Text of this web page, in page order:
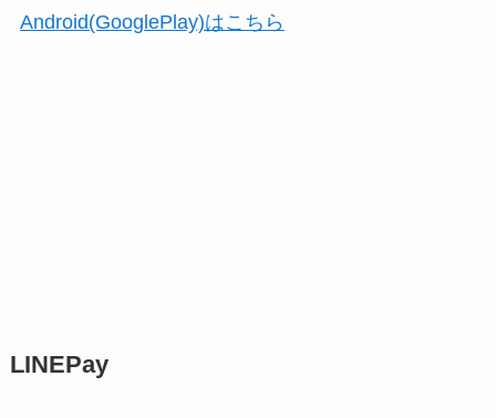
Android(GooglePlay)はこちら
LINEPay